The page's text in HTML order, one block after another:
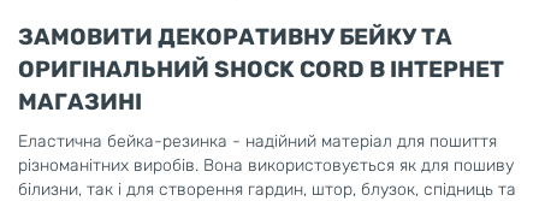
ЗАМОВИТИ ДЕКОРАТИВНУ БЕЙКУ ТА
ОРИГІНАЛЬНИЙ SHOCK CORD В ІНТЕРНЕТ
МАГАЗИНІ
Еластична бейка-резинка - надійний матеріал для пошиття
різноманітних виробів. Вона використовується як для пошиву
білизни, так і для створення гардин, штор, блузок, спідниць та